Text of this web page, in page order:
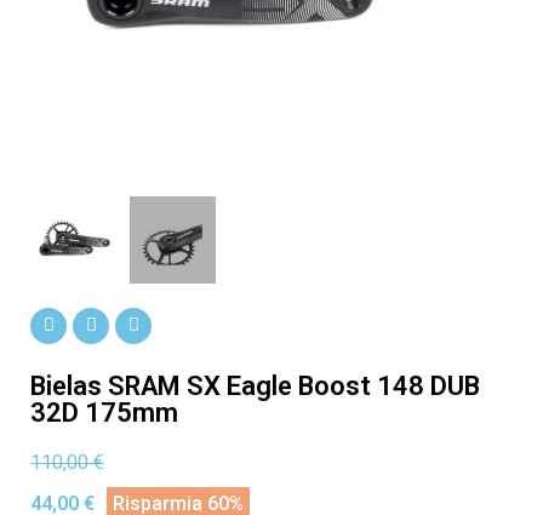
Bielas SRAM SX Eagle Boost 148 DUB
32D 175mm
110,00 €
44,00 €
Risparmia 60%